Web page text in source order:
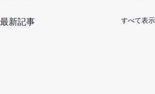
最新記事 すべて表示